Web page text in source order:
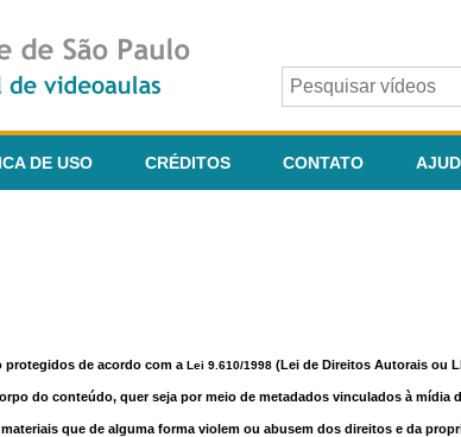
DE USO CRÉDITOS CONTATO
protegidos de acordo com a Lei 9.610/1998 (Lei de Direitos Autorais ou
do conteúdo, quer seja por meio de metadados vinculados à mídia
que de alguma forma violem ou abusem dos direitos e da